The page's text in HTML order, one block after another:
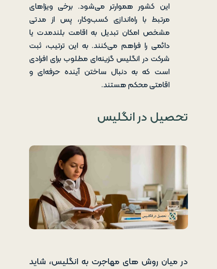
این کشور هموارتر می‌شود. برخی ویزاهای
مرتبط با راه‌اندازی کسب‌وکار، پس از مدتی
مشخص امکان تبدیل به اقامت بلندمدت یا
دائمی را فراهم می‌کنند. به این ترتیب، ثبت
شرکت در انگلیس گزینه‌ای مطلوب برای افرادی
است که به دنبال ساختن آینده حرفه‌ای و
اقامتی محکم هستند.
تحصیل در انگلیس
در میان روش های مهاجرت به انگلیس، شاید